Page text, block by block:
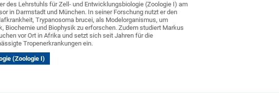
des Lehrstuhls für Zell- und Entwicklungsbiologie (Zoologie I) am
in Darmstadt und München. In seiner Forschung nutzt er den
Trypanosoma brucei, als Modelorganismus, um
Biochemie und Biophysik zu erforschen. Zudem studiert Markus
vor Ort in Afrika und setzt sich seit Jahren für die
Tropenerkrankungen ein.
(Zoologie I)